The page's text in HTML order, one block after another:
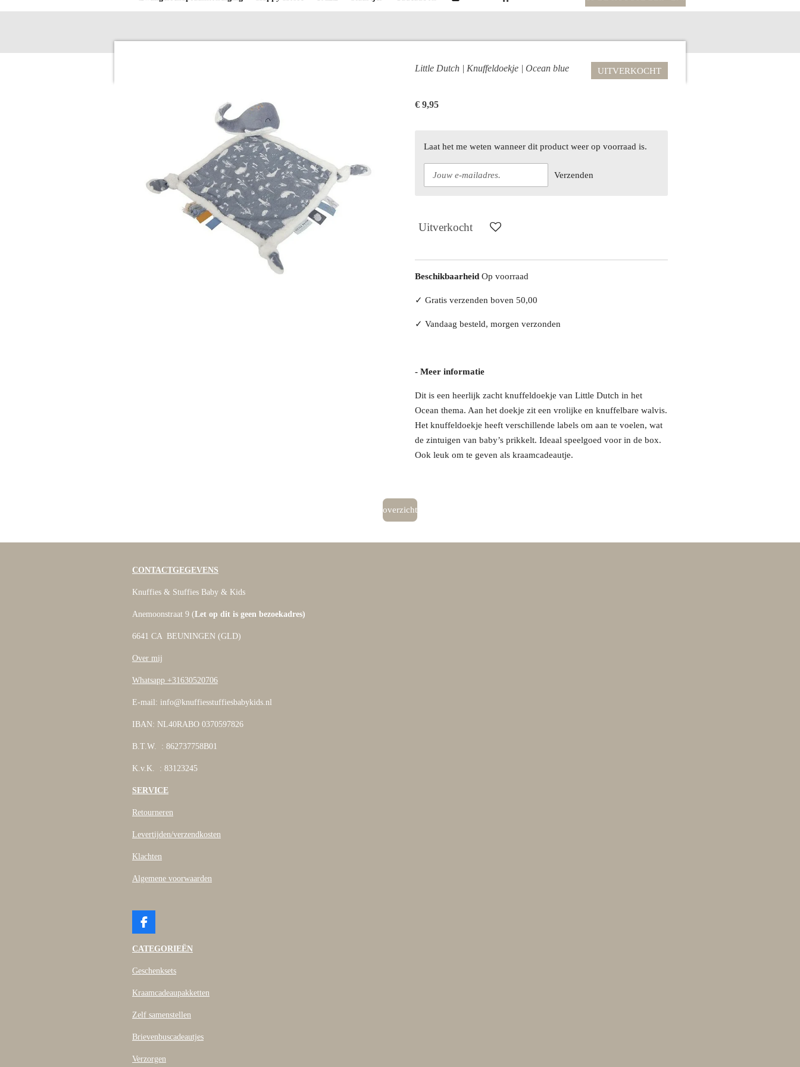
Little Dutch | Knuffeldoekje | Ocean blue UITVERKOCHT
€ 9,95
Laat het me weten wanneer dit product weer op voorraad is.
Verzenden
Uitverkocht
Beschikbaarheid Op voorraad
✓ Gratis verzenden boven 50,00
✓ Vandaag besteld, morgen verzonden
- Meer informatie
Dit is een heerlijk zacht knuffeldoekje van Little Dutch in het
Ocean thema. Aan het doekje zit een vrolijke en knuffelbare walvis.
Het knuffeldoekje heeft verschillende labels om aan te voelen, wat
de zintuigen van baby’s prikkelt. Ideaal speelgoed voor in de box.
Ook leuk om te geven als kraamcadeautje.
overzicht
CONTACTGEGEVENS
Knuffies & Stuffies Baby & Kids
Anemoonstraat 9 (Let op dit is geen bezoekadres)
6641 CA BEUNINGEN (GLD)
Over mij
Whatsapp +31630520706
E-mail: info@knuffiesstuffiesbabykids.nl
IBAN: NL40RABO 0370597826
B.T.W. : 862737758B01
K.v.K. : 83123245
SERVICE
Retourneren
Levertijden/verzendkosten
Klachten
Algemene voorwaarden
F
c
b
o
CATEGORIEËN
Geschenksets
Kraamcadeaupakketten
Zelf samenstellen
Brievenbuscadeautjes
Verzorgen